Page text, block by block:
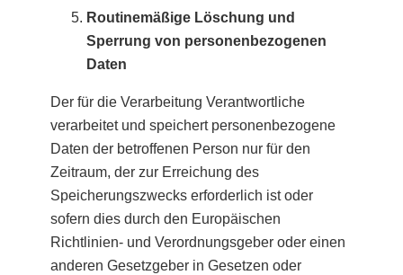
Routinemäßige Löschung und
Sperrung von personenbezogenen
Daten
Der für die Verarbeitung Verantwortliche
verarbeitet und speichert personenbezogene
Daten der betroffenen Person nur für den
Zeitraum, der zur Erreichung des
Speicherungszwecks erforderlich ist oder
sofern dies durch den Europäischen
Richtlinien- und Verordnungsgeber oder einen
anderen Gesetzgeber in Gesetzen oder